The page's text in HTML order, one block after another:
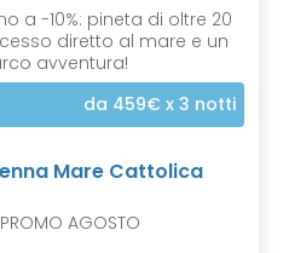
a -10%: pineta di oltre 20
diretto al mare e un
avventura!
da 459€ x 3 notti
Mare Cattolica
PROMO AGOSTO